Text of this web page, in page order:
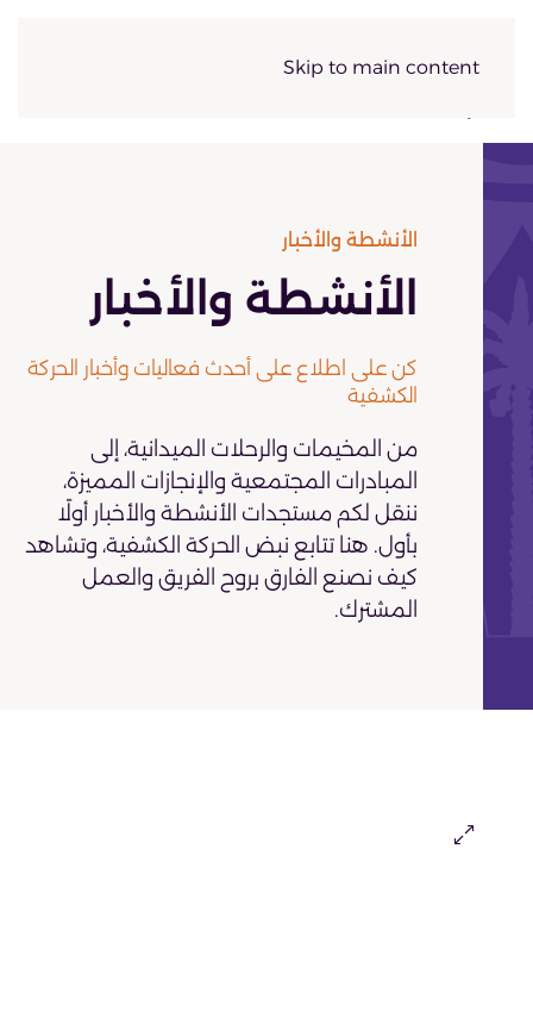
Skip to main content
الأنشطة والأخبار
الأنشطة والأخبار
كن على اطلاع على أحدث فعاليات وأخبار الحركة
الكشفية
من المخيمات والرحلات الميدانية، إلى
المبادرات المجتمعية والإنجازات المميزة،
ننقل لكم مستجدات الأنشطة والأخبار أولًا
بأول. هنا تتابع نبض الحركة الكشفية، وتشاهد
كيف نصنع الفارق بروح الفريق والعمل
المشترك.